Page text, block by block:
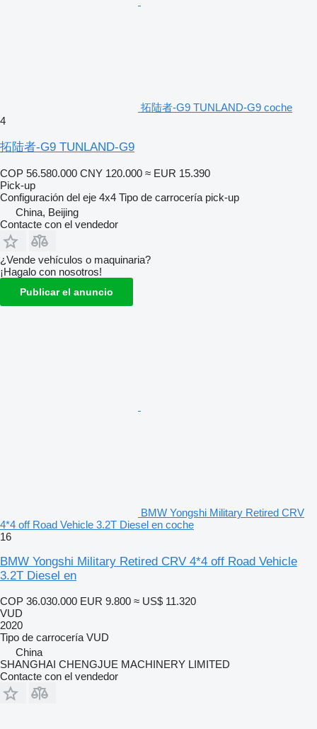
拓陆者-G9 TUNLAND-G9 coche
4
拓陆者-G9 TUNLAND-G9
COP 56.580.000 CNY 120.000 ≈ EUR 15.390
Pick-up
Configuración del eje 4x4 Tipo de carrocería pick-up
China, Beijing
Contacte con el vendedor
¿Vende vehículos o maquinaria?
¡Hagalo con nosotros!
Publicar el anuncio
BMW Yongshi Military Retired CRV
4*4 off Road Vehicle 3.2T Diesel en coche
16
BMW Yongshi Military Retired CRV 4*4 off Road Vehicle
3.2T Diesel en
COP 36.030.000 EUR 9.800 ≈ US$ 11.320
VUD
2020
Tipo de carrocería VUD
China
SHANGHAI CHENGJUE MACHINERY LIMITED
Contacte con el vendedor